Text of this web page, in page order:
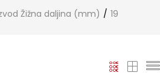
Žižna daljina (mm) 19